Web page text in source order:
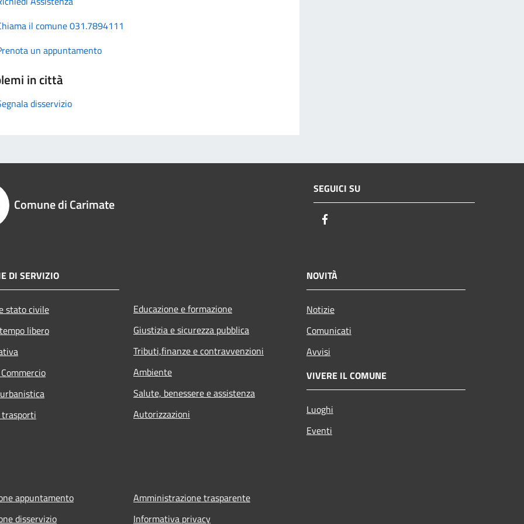
il comune 031.7894111
un appuntamento
in città
disservizio
Comune di Carimate
SEGUICI SU
DI SERVIZIO
stato civile
libero
Educazione e formazione
Giustizia e sicurezza pubblica
Tributi,finanze e contravvenzioni
Ambiente
Salute, benessere e assistenza
Autorizzazioni
NOVITÀ
Notizie
Comunicati
Avvisi
VIVERE IL COMUNE
Luoghi
Eventi
appuntamento
disservizio
Amministrazione trasparente
Informativa privacy